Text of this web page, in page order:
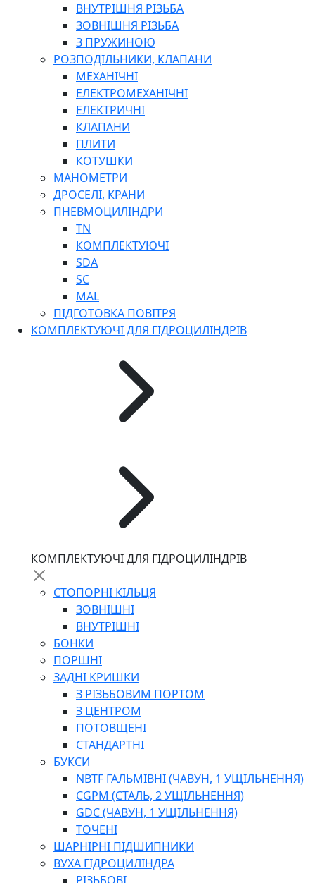
ВНУТРІШНЯ РІЗЬБА
ЗОВНІШНЯ РІЗЬБА
З ПРУЖИНОЮ
РОЗПОДІЛЬНИКИ, КЛАПАНИ
МЕХАНІЧНІ
ЕЛЕКТРОМЕХАНІЧНІ
ЕЛЕКТРИЧНІ
КЛАПАНИ
ПЛИТИ
КОТУШКИ
МАНОМЕТРИ
ДРОСЕЛІ, КРАНИ
ПНЕВМОЦИЛІНДРИ
TN
КОМПЛЕКТУЮЧІ
SDA
SC
MAL
ПІДГОТОВКА ПОВІТРЯ
КОМПЛЕКТУЮЧІ ДЛЯ ГІДРОЦИЛІНДРІВ
КОМПЛЕКТУЮЧІ ДЛЯ ГІДРОЦИЛІНДРІВ
СТОПОРНІ КІЛЬЦЯ
ЗОВНІШНІ
ВНУТРІШНІ
БОНКИ
ПОРШНІ
ЗАДНІ КРИШКИ
З РІЗЬБОВИМ ПОРТОМ
З ЦЕНТРОМ
ПОТОВЩЕНІ
СТАНДАРТНІ
БУКСИ
NBTF ГАЛЬМІВНІ (ЧАВУН, 1 УЩІЛЬНЕННЯ)
CGPM (СТАЛЬ, 2 УЩІЛЬНЕННЯ)
GDC (ЧАВУН, 1 УЩІЛЬНЕННЯ)
ТОЧЕНІ
ШАРНІРНІ ПІДШИПНИКИ
ВУХА ГІДРОЦИЛІНДРА